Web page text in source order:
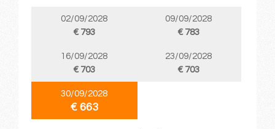
02/09/2028
€ 793
09/09/2028
€ 783
16/09/2028
€ 703
23/09/2028
€ 703
30/09/2028
€ 663